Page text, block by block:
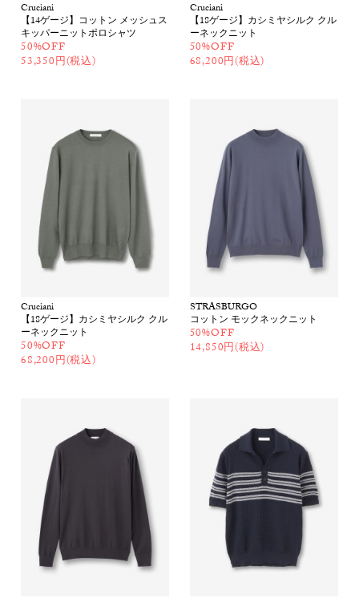
Cruciani
【14ゲージ】コットン メッシュス
キッパーニットポロシャツ
50%OFF
53,350円(税込)
Cruciani
【18ゲージ】カシミヤシルク クル
ーネックニット
50%OFF
68,200円(税込)
Cruciani
【18ゲージ】カシミヤシルク クル
ーネックニット
50%OFF
68,200円(税込)
STRASBURGO
コットン モックネックニット
50%OFF
14,850円(税込)